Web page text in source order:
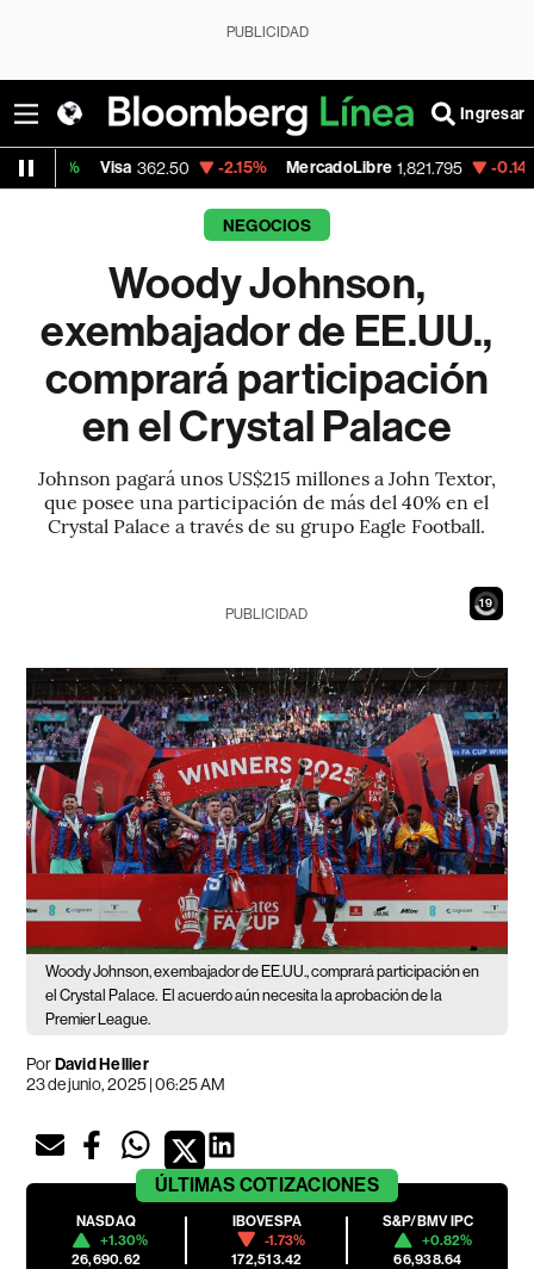
PUBLICIDAD
Ingresar
362.50 -2.15% MercadoLibre 1,821.795 -0.14% Banco
NEGOCIOS
Woody Johnson,
exembajador de EE.UU.,
comprará participación
en el Crystal Palace
Johnson pagará unos US$215 millones a John Textor,
que posee una participación de más del 40% en el
Crystal Palace a través de su grupo Eagle Football.
17
PUBLICIDAD
Woody Johnson, exembajador de EE.UU., comprará participación en
el Crystal Palace. El acuerdo aún necesita la aprobación de la
Premier League.
PorDavid Hellier
23 de junio, 2025 | 06:25 AM
ÚLTIMAS COTIZACIONES
NASDAQ
+1.30%
26,690.62
IBOVESPA
-1.73%
172,513.42
S&P/BMV IPC
+0.82%
66,938.64